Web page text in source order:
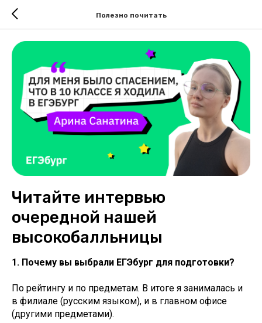
Полезно почитать
Читайте интервью
очередной нашей
высокобалльницы
1. Почему вы выбрали ЕГЭбург для подготовки?
По рейтингу и по предметам. В итоге я занималась и
в филиале (русским языком), и в главном офисе
(другими предметами).